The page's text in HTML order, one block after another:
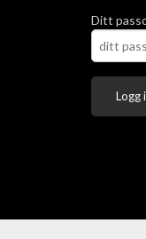
Ditt